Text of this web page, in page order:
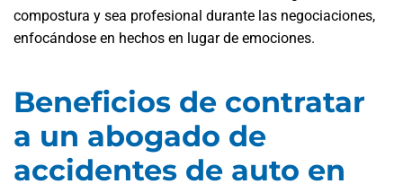
compostura y sea profesional durante las negociaciones,
enfocándose en hechos en lugar de emociones.
Beneficios de contratar
a un abogado de
accidentes de auto en